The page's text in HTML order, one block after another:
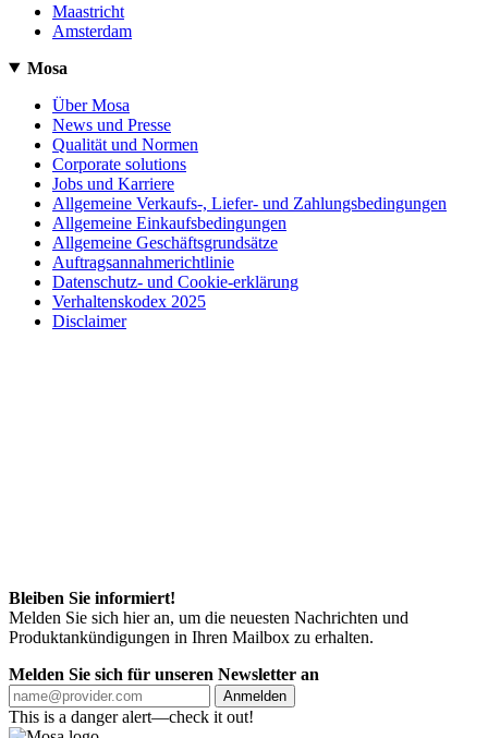
Maastricht
Amsterdam
Mosa
Über Mosa
News und Presse
Qualität und Normen
Corporate solutions
Jobs und Karriere
Allgemeine Verkaufs-, Liefer- und Zahlungsbedingungen
Allgemeine Einkaufsbedingungen
Allgemeine Geschäftsgrundsätze
Auftragsannahmerichtlinie
Datenschutz- und Cookie-erklärung
Verhaltenskodex 2025
Disclaimer
Bleiben Sie informiert!
Melden Sie sich hier an, um die neuesten Nachrichten und
Produktankündigungen in Ihren Mailbox zu erhalten.
Melden Sie sich für unseren Newsletter an
Anmelden
This is a danger alert—check it out!